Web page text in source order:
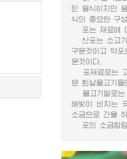
된 음식이지만
식의 중요한 구
포는 재료에
산포는 소고기
구운것이고 약
운것이다.
포재료로는 고
은 흰살물고기
물고기알로는
해빛이 비치는
소금으로 간을
포의 소금함량